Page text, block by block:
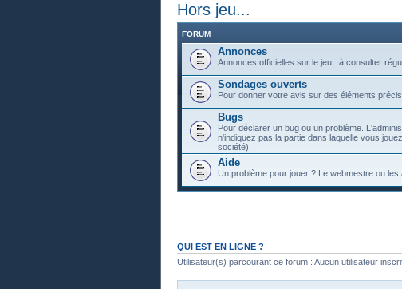
Hors jeu...
FORUM
Annonces
Annonces officielles sur le jeu : à consulter
Sondages ouverts
Pour donner votre avis sur des éléments précis
Bugs
Pour déclarer un bug ou un problème.
n'indiquez pas la partie dans laquelle vous
société).
Aide
Un problème pour jouer ? Le webmestre ou les
QUI EST EN LIGNE ?
Utilisateur(s) parcourant ce forum : Aucun utilisateur